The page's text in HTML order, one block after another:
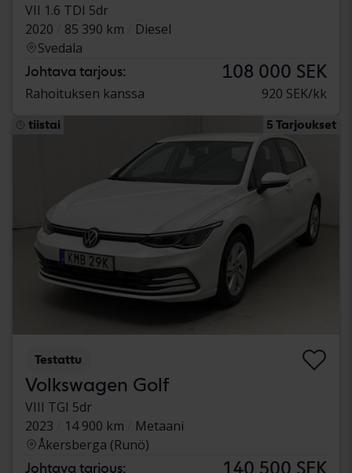
VII 1.6 TDI 5dr
2020
85 390 km
Diesel
Svedala
Johtava tarjous: 108 000 SEK
Rahoituksen kanssa 920 SEK/kk
tiistai 5 Tarjoukset
Testattu
Volkswagen Golf
VIII TGI 5dr
2023
14 900 km
Metaani
Åkersberga (Runö)
Johtava tarjous: 140 500 SEK